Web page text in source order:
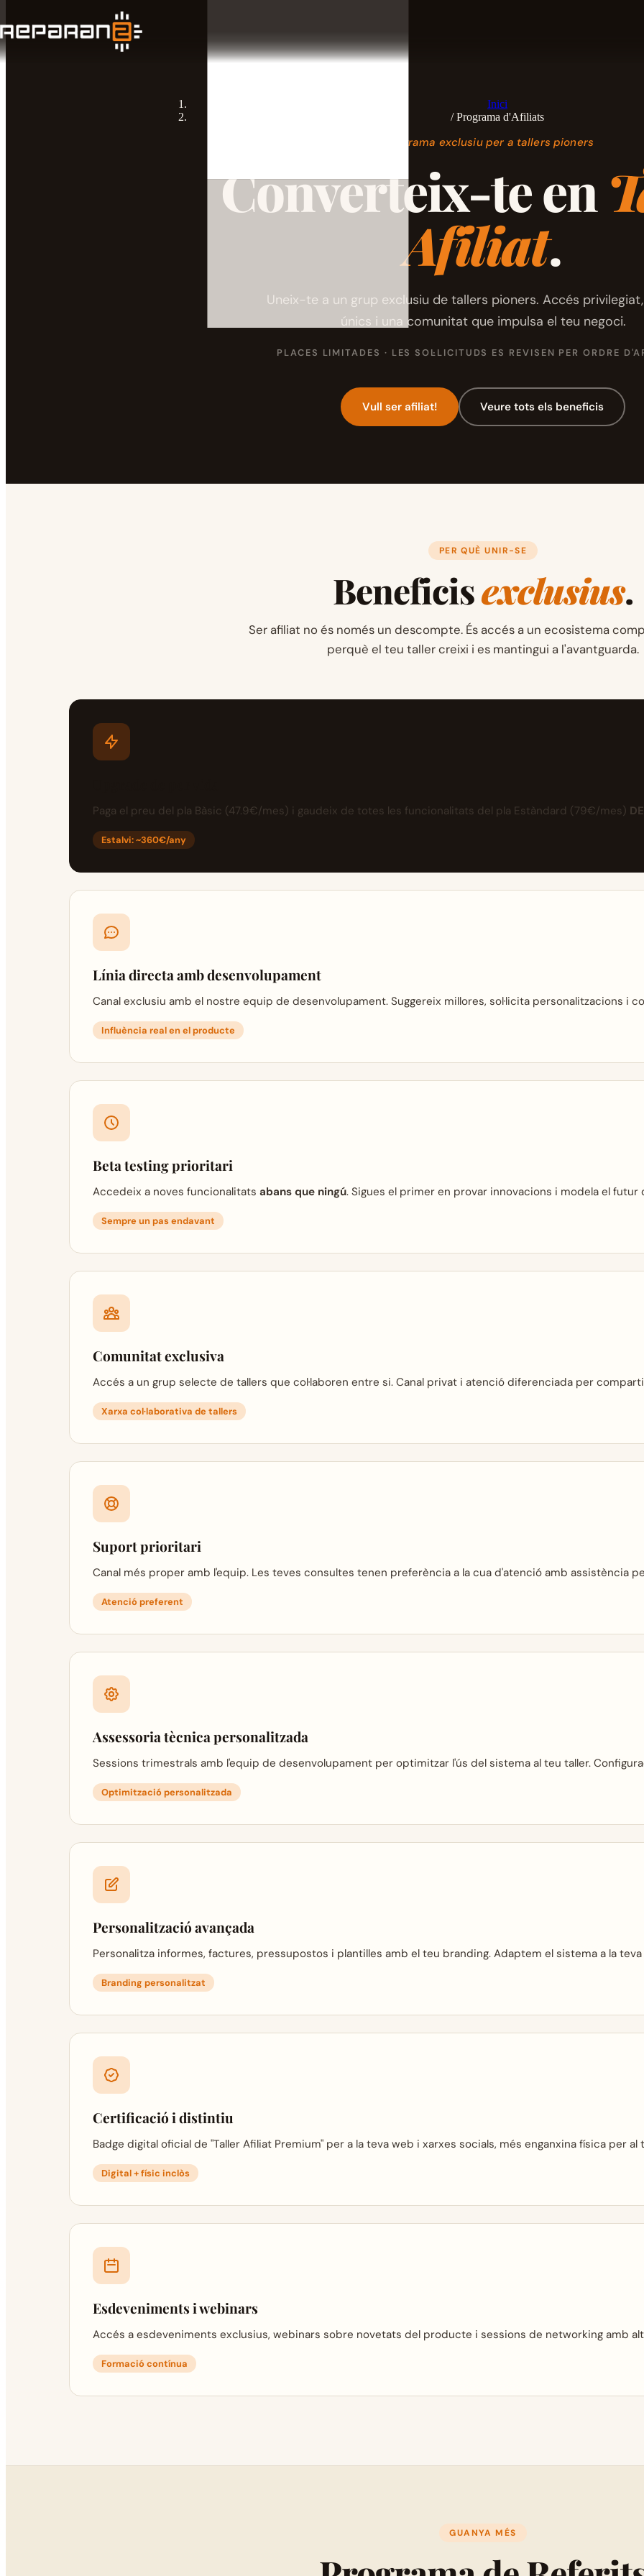
Inici
/ Programa d'Afiliats
— Programa exclusiu per a tallers pioners
Converteix-te en
Afiliat.
Uneix-te a un grup exclusiu de tallers pioners. Accés
únics i una comunitat que impulsa el teu negoci.
PLACES LIMITADES · LES SOL·LICITUDS ES REVISEN PER ORDRE
Vull ser afiliat! Veure tots els beneficis
PER QUÈ UNIR-SE
Beneficisexclusius.
Ser afiliat no és només un descompte. És accés a un ecosistema
perquè el teu taller creixi i es mantingui a l'avantguarda.
Paga el preu del pla Bàsic (47.9€/mes) i gaudeix de totes les funcionalitats del pla Estàndard (79€/mes)
Estalvi: ~360€/any
Línia directa amb desenvolupament
Canal exclusiu amb el nostre equip de desenvolupament. Suggereix millores, sol·licita personalitzacions i
Influència real en el producte
Beta testing prioritari
Accedeix a noves funcionalitats abans que ningú. Sigues el primer en provar innovacions i modela el futur
Sempre un pas endavant
Comunitat exclusiva
Accés a un grup selecte de tallers que col·laboren entre si. Canal privat i atenció diferenciada per
Xarxa col·laborativa de tallers
Suport prioritari
Canal més proper amb l'equip. Les teves consultes tenen preferència a la cua d'atenció amb assistència
Atenció preferent
Assessoria tècnica personalitzada
Sessions trimestrals amb l'equip de desenvolupament per optimitzar l'ús del sistema al teu taller.
Optimització personalitzada
Personalització avançada
Personalitza informes, factures, pressupostos i plantilles amb el teu branding. Adaptem el sistema a la
Branding personalitzat
Certificació i distintiu
Badge digital oficial de "Taller Afiliat Premium" per a la teva web i xarxes socials, més enganxina física per
Digital + físic inclòs
Esdeveniments i webinars
Accés a esdeveniments exclusius, webinars sobre novetats del producte i sessions de networking amb
Formació contínua
GUANYA MÉS